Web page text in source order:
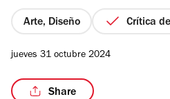
Arte, Diseño Crítica
jueves 31 octubre 2024
Share